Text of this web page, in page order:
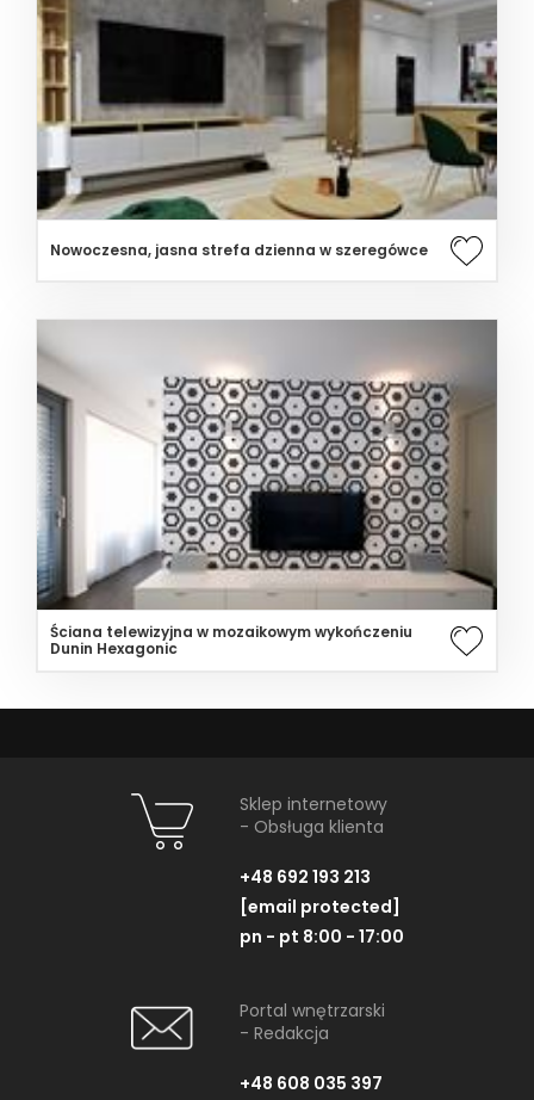
Nowoczesna, jasna strefa dzienna w szeregówce
Ściana telewizyjna w mozaikowym wykończeniu
Dunin Hexagonic
Sklep internetowy
- Obsługa klienta
+48 692 193 213
[email protected]
pn - pt 8:00 - 17:00
Portal wnętrzarski
- Redakcja
+48 608 035 397